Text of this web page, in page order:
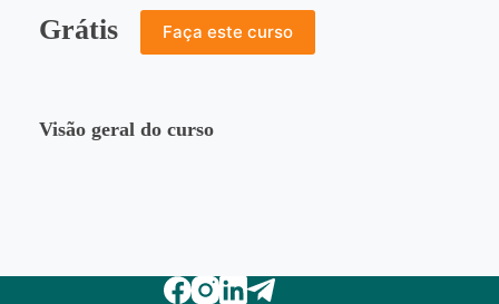
Grátis Faça este curso
Visão geral do curso